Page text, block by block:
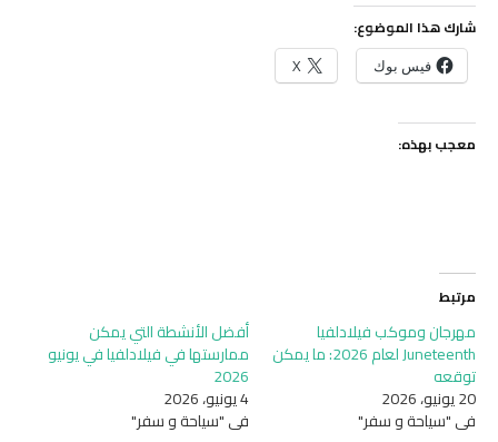
شارك هذا الموضوع:
فيس بوك X
معجب بهذه:
مرتبط
مهرجان وموكب فيلادلفيا
Juneteenth لعام 2026: ما يمكن
توقعه
20 يونيو، 2026
في "سياحة و سفر"
أفضل الأنشطة التي يمكن
ممارستها في فيلادلفيا في يونيو
2026
4 يونيو، 2026
في "سياحة و سفر"